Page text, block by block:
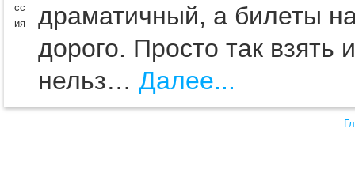
драматичный, а билеты
дорого. Просто так
нельз… Далее...